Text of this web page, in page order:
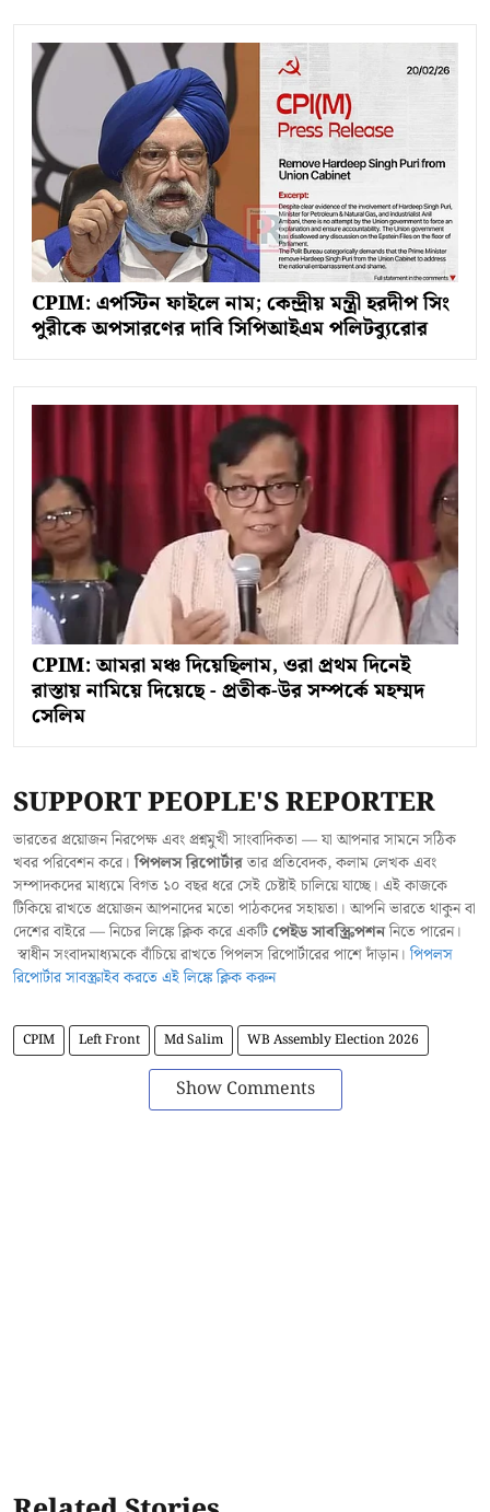
CPIM: এপস্টিন ফাইলে নাম; কেন্দ্রীয় মন্ত্রী হরদীপ সিং
পুরীকে অপসারণের দাবি সিপিআইএম পলিটব্যুরোর
CPIM: আমরা মঞ্চ দিয়েছিলাম, ওরা প্রথম দিনেই
রাস্তায় নামিয়ে দিয়েছে - প্রতীক-উর সম্পর্কে মহম্মদ
সেলিম
SUPPORT PEOPLE'S REPORTER
ভারতের প্রয়োজন নিরপেক্ষ এবং প্রশ্নমুখী সাংবাদিকতা — যা আপনার সামনে সঠিক
খবর পরিবেশন করে।পিপলস রিপোর্টারতার প্রতিবেদক, কলাম লেখক এবং
সম্পাদকদের মাধ্যমে বিগত ১০ বছর ধরে সেই চেষ্টাই চালিয়ে যাচ্ছে। এই কাজকে
টিকিয়ে রাখতে প্রয়োজন আপনাদের মতো পাঠকদের সহায়তা। আপনি ভারতে থাকুন বা
দেশের বাইরে — নিচের লিঙ্কে ক্লিক করে একটিপেইড সাবস্ক্রিপশননিতে পারেন।
স্বাধীন সংবাদমাধ্যমকে বাঁচিয়ে রাখতে পিপলস রিপোর্টারের পাশে দাঁড়ান।পিপলস
রিপোর্টার সাবস্ক্রাইব করতে এই লিঙ্কে ক্লিক করুন
CPIM Left Front Md Salim WB Assembly Election 2026
Show Comments